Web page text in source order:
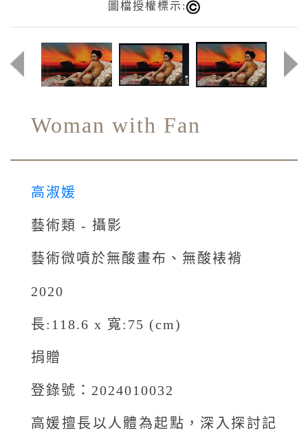
圖檔授權標示:
Woman with Fan
高淑媛
藝術類 - 攝影
藝術微噴於無酸畫布、無酸裱褙
2020
長:118.6 x 寬:75 (cm)
捐贈
登錄號：2024010032
高媛擅長以人體為起點，深入探討記